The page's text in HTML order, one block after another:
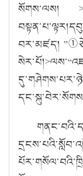
སོགས་ལས།
བསྟན་པ་ལྟར།
བར་མཛད། ”①
སེར་པོ།>ལས་“